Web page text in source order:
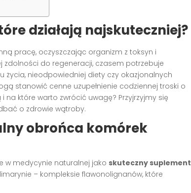
działają najskuteczniej?
pracę, oczyszczając organizm z toksyn i
zdolności do regeneracji, czasem potrzebuje
nieodpowiedniej diety czy okazjonalnych
stanowić cenne uzupełnienie codziennej troski o
na które warto zwrócić uwagę? Przyjrzyjmy się
o zdrowie wątroby.
obrońca komórek
w medycynie naturalnej jako skuteczny suplement
– kompleksie flawonolignanów, które